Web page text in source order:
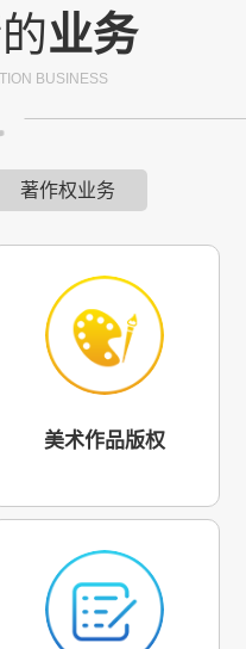
业务
BUSINESS
著作权业务
美术作品版权